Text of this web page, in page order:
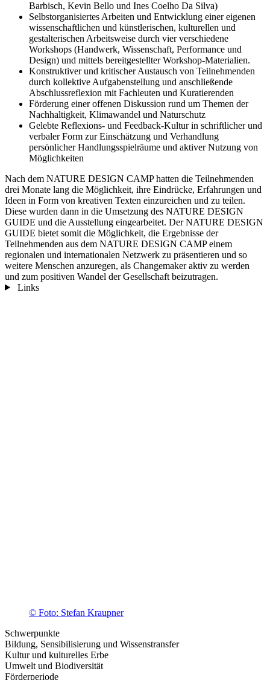
Barbisch, Kevin Bello und Ines Coelho Da Silva)
Selbstorganisiertes Arbeiten und Entwicklung einer eigenen
wissenschaftlichen und künstlerischen, kulturellen und
gestalterischen Arbeitsweise durch vier verschiedene
Workshops (Handwerk, Wissenschaft, Performance und
Design) und mittels bereitgestellter Workshop-Materialien.
Konstruktiver und kritischer Austausch von Teilnehmenden
durch kollektive Aufgabenstellung und anschließende
Abschlussreflexion mit Fachleuten und Kuratierenden
Förderung einer offenen Diskussion rund um Themen der
Nachhaltigkeit, Klimawandel und Naturschutz
Gelebte Reflexions- und Feedback-Kultur in schriftlicher und
verbaler Form zur Einschätzung und Verhandlung
persönlicher Handlungsspielräume und aktiver Nutzung von
Möglichkeiten
Nach dem NATURE DESIGN CAMP hatten die Teilnehmenden
drei Monate lang die Möglichkeit, ihre Eindrücke, Erfahrungen und
Ideen in Form von kreativen Texten einzureichen und zu teilen.
Diese wurden dann in die Umsetzung des NATURE DESIGN
GUIDE und die Ausstellung eingearbeitet. Der NATURE DESIGN
GUIDE bietet somit die Möglichkeit, die Ergebnisse der
Teilnehmenden aus dem NATURE DESIGN CAMP einem
regionalen und internationalen Netzwerk zu präsentieren und so
weitere Menschen anzuregen, als Changemaker aktiv zu werden
und zum positiven Wandel der Gesellschaft beizutragen.
Links
© Foto: Stefan Kraupner
Schwerpunkte
Bildung, Sensibilisierung und Wissenstransfer
Kultur und kulturelles Erbe
Umwelt und Biodiversität
Förderperiode